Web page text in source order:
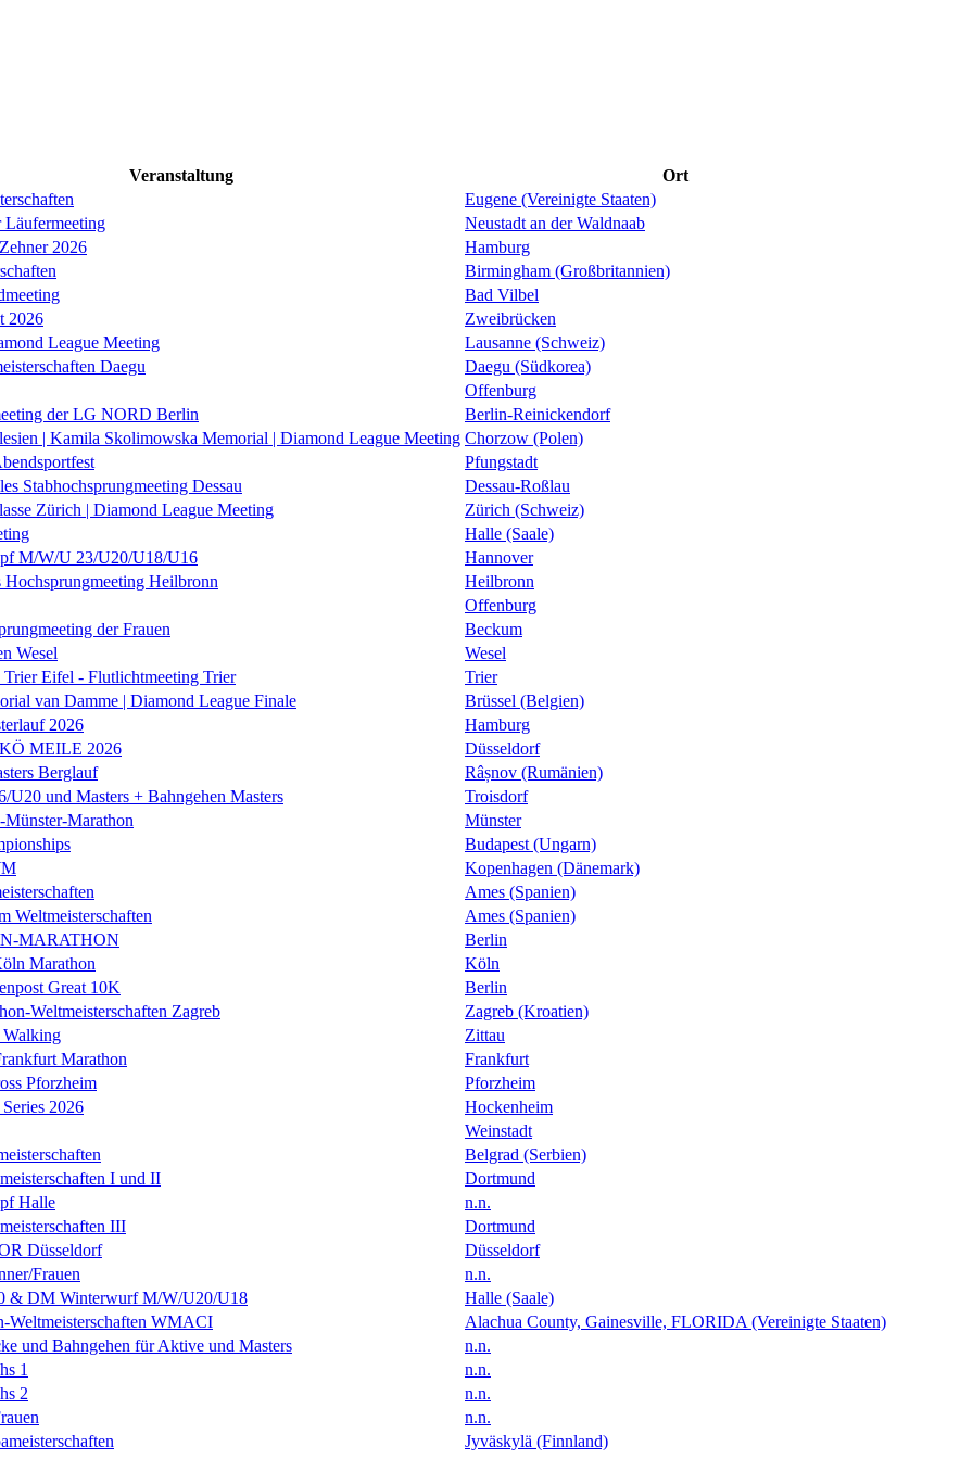
Veranstaltung
Ort
Eugene (Vereinigte Staaten)
Läufermeeting
Neustadt an der Waldnaab
2026
Hamburg
Birmingham (Großbritannien)
Bad Vilbel
2026
Zweibrücken
League Meeting
Lausanne (Schweiz)
Daegu
Daegu (Südkorea)
Offenburg
der LG NORD Berlin
Berlin-Reinickendorf
| Kamila Skolimowska Memorial | Diamond League Meeting Chorzow (Polen)
Pfungstadt
Stabhochsprungmeeting Dessau
Dessau-Roßlau
Zürich | Diamond League Meeting
Zürich (Schweiz)
Halle (Saale)
M/W/U 23/U20/U18/U16
Hannover
Hochsprungmeeting Heilbronn
Heilbronn
Offenburg
der Frauen
Beckum
Wesel
Wesel
Trier Eifel - Flutlichtmeeting Trier
Trier
van Damme | Diamond League Finale
Brüssel (Belgien)
2026
Hamburg
MEILE 2026
Düsseldorf
Berglauf
Râșnov (Rumänien)
U20 und Masters + Bahngehen Masters
Troisdorf
Marathon
Münster
Budapest (Ungarn)
Kopenhagen (Dänemark)
Ames (Spanien)
Weltmeisterschaften
Ames (Spanien)
MARATHON
Berlin
Marathon
Köln
Great 10K
Berlin
Weltmeisterschaften Zagreb
Zagreb (Kroatien)
Walking
Zittau
Marathon
Frankfurt
Pforzheim
Pforzheim
2026
Hockenheim
Weinstadt
Belgrad (Serbien)
I und II
Dortmund
Halle
n.n.
III
Dortmund
Düsseldorf
Düsseldorf
Frauen
n.n.
& DM Winterwurf M/W/U20/U18
Halle (Saale)
Weltmeisterschaften WMACI
Alachua County, Gainesville, FLORIDA (Vereinigte Staaten)
und Bahngehen für Aktive und Masters
n.n.
1
n.n.
2
n.n.
n.n.
Jyväskylä (Finnland)